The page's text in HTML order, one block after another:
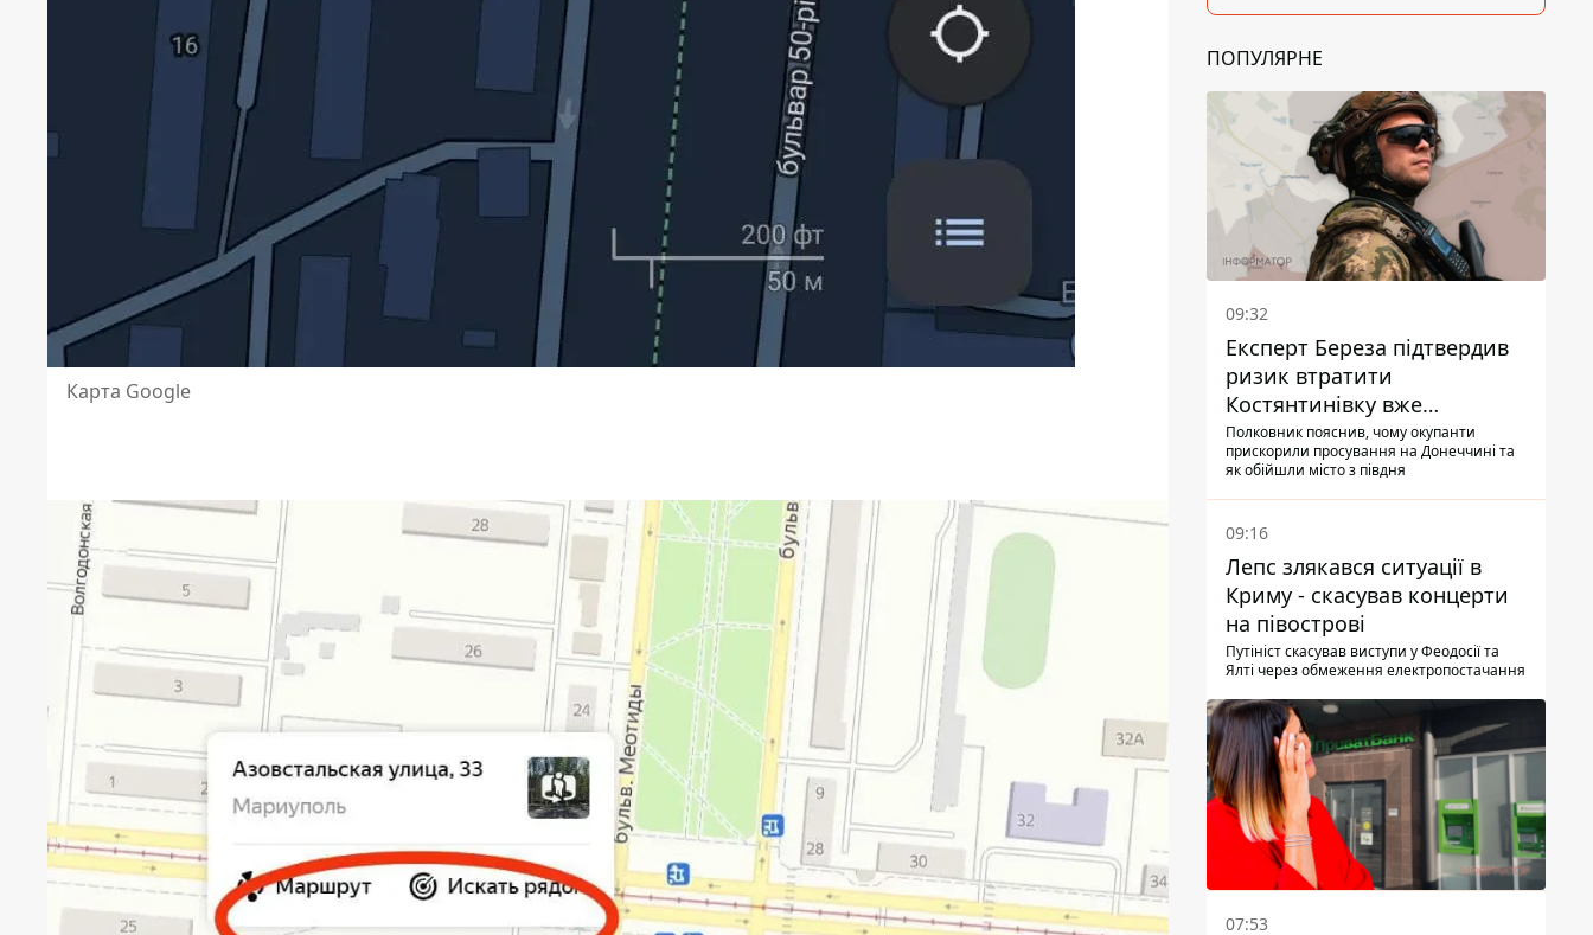
Карта Google
ПОПУЛЯРНЕ
09:32
Експерт Береза підтвердив
ризик втратити
Костянтинівку вже
найближчими місяцями
Полковник пояснив, чому окупанти
прискорили просування на Донеччині та
як обійшли місто з півдня
09:16
Лепс злякався ситуації в
Криму - скасував концерти
на півострові
Путініст скасував виступи у Феодосії та
Ялті через обмеження електропостачання
07:53